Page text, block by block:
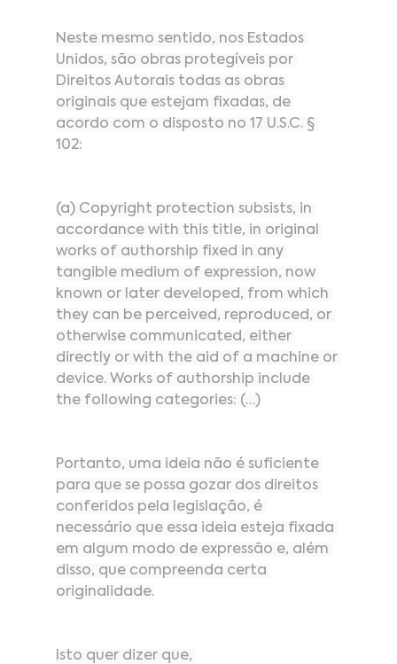
Neste mesmo sentido, nos Estados
Unidos, são obras protegíveis por
Direitos Autorais todas as obras
originais que estejam fixadas, de
acordo com o disposto no 17 U.S.C. §
102:
(a) Copyright protection subsists, in
accordance with this title, in original
works of authorship fixed in any
tangible medium of expression, now
known or later developed, from which
they can be perceived, reproduced, or
otherwise communicated, either
directly or with the aid of a machine or
device. Works of authorship include
the following categories: (…)
Portanto, uma ideia não é suficiente
para que se possa gozar dos direitos
conferidos pela legislação, é
necessário que essa ideia esteja fixada
em algum modo de expressão e, além
disso, que compreenda certa
originalidade.
Isto quer dizer que,